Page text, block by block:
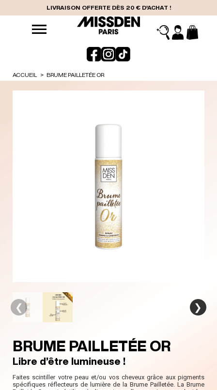
LIVRAISON OFFERTE DÈS 20 € D'ACHAT !
ACCUEIL BRUME PAILLETÉE OR
❮ ❯
BRUME PAILLETÉE OR
Libre d’être lumineuse !
Faites scintiller votre peau et/ou vos cheveux grâce aux pigments
spécifiques réflecteurs de lumière de la Brume Pailletée. La Brume